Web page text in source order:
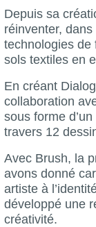
Depuis sa
réinventer,
technologies de
sols textiles en
En créant
collaboration
sous forme
travers 12
Avec Brush, la
avons donné
artiste à
développé une
créativité.